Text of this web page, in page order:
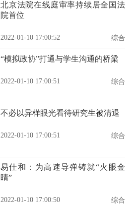
北京法院在线庭审率持续居全国法
院首位
2022-01-10 17:00:52 综合
“模拟政协”打通与学生沟通的桥梁
2022-01-10 17:00:51 综合
不必以异样眼光看待研究生被清退
2022-01-10 17:00:51 综合
易仕和：为高速导弹铸就“火眼金
睛”
2022-01-10 17:00:50 综合